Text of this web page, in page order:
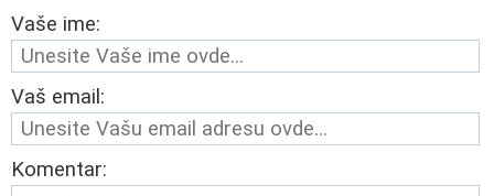
Vaše ime:
Vaš email:
Komentar: